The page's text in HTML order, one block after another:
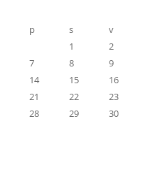
p s
v
1
2
7 8
9
14 15
16
21 22
23
28 29
30